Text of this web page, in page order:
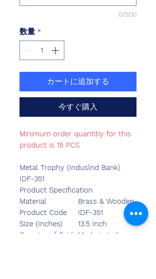
0/500
数量 *
カートに追加する
今すぐ購入
Minimum order quantitiy for this
product is 15 PCS
Metal Trophy (Induslnd Bank)
IDF-351
Product Specification
Material
Brass & Wooden
Product Code
IDF-351
Size (Inches)
13.5 Inch
Country of Origin Made in India